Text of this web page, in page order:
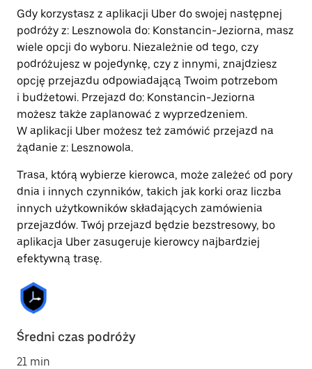
Gdy korzystasz z aplikacji Uber do swojej następnej
podróży z: Lesznowola do: Konstancin-Jeziorna, masz
wiele opcji do wyboru. Niezależnie od tego, czy
podróżujesz w pojedynkę, czy z innymi, znajdziesz
opcję przejazdu odpowiadającą Twoim potrzebom
i budżetowi. Przejazd do: Konstancin-Jeziorna
możesz także zaplanować z wyprzedzeniem.
W aplikacji Uber możesz też zamówić przejazd na
żądanie z: Lesznowola.
Trasa, którą wybierze kierowca, może zależeć od pory
dnia i innych czynników, takich jak korki oraz liczba
innych użytkowników składających zamówienia
przejazdów. Twój przejazd będzie bezstresowy, bo
aplikacja Uber zasugeruje kierowcy najbardziej
efektywną trasę.
Średni czas podróży
21 min